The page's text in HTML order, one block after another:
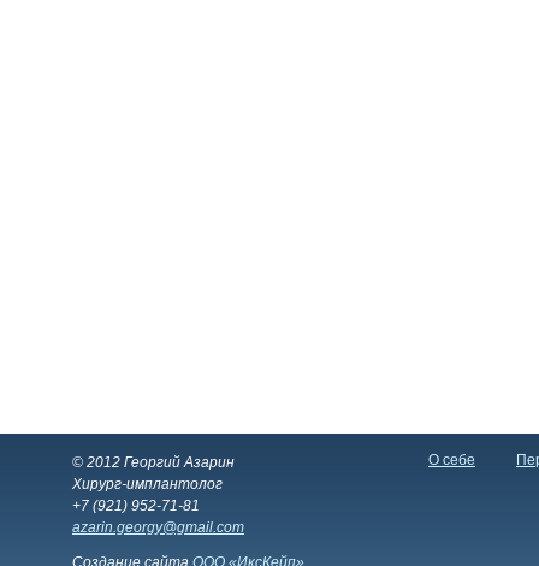
© 2012 Георгий Азарин
Хирург-имплантолог
+7 (921) 952-71-81
azarin.georgy@gmail.com
Создание сайта ООО «ИксКейп»
О себе